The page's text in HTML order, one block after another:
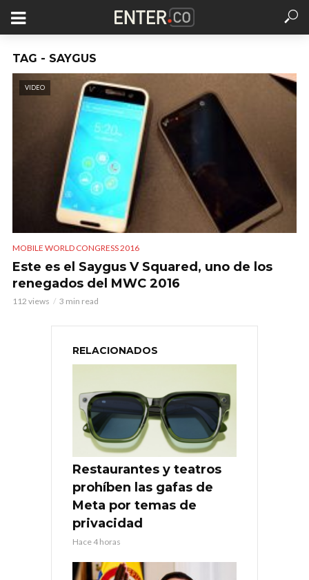
TAG - SAYGUS
VIDEO
MOBILE WORLD CONGRESS 2016
Este es el Saygus V Squared, uno de los
renegados del MWC 2016
112 views 3 min read
RELACIONADOS
Restaurantes y teatros
prohíben las gafas de
Meta por temas de
privacidad
Hace 4 horas